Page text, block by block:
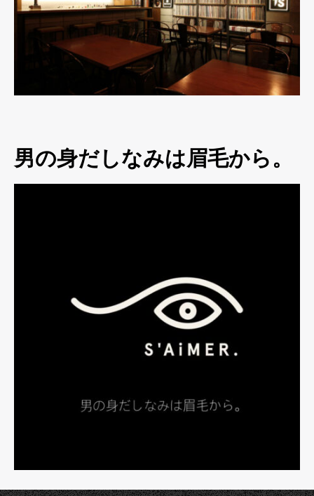
男の身だしなみは眉毛から。